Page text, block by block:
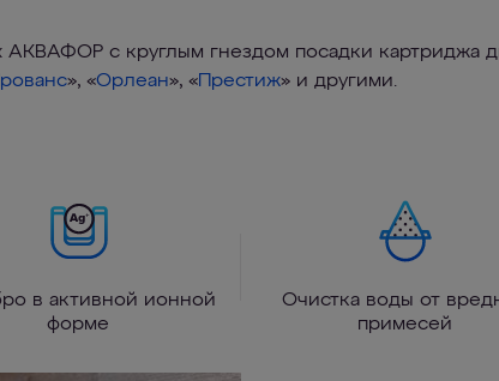
АКВАФОР c круглым гнездом посадки картриджа
», «Орлеан», « Престиж» и другими.
в активной ионной
форме
Очистка воды от
примесей